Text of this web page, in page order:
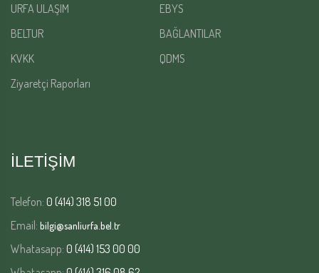
URFA ULAŞIM
EBYS
BELTUR
BAĞLANTILAR
KVKK
QDMS
Ziyaretçi Raporları
İLETİŞİM
Telefon: 0 (414) 318 51 00
Email: bilgi@sanliurfa.bel.tr
Whatasapp: 0 (414) 153 00 00